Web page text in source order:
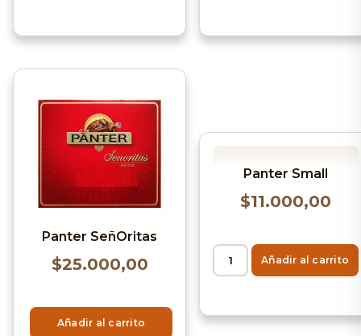
Panter SeñOritas
$25.000,00
Añadir al carrito
Panter Small
$11.000,00
Añadir al carrito